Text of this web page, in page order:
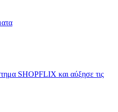
SHOPFLIX και αύξησε τις